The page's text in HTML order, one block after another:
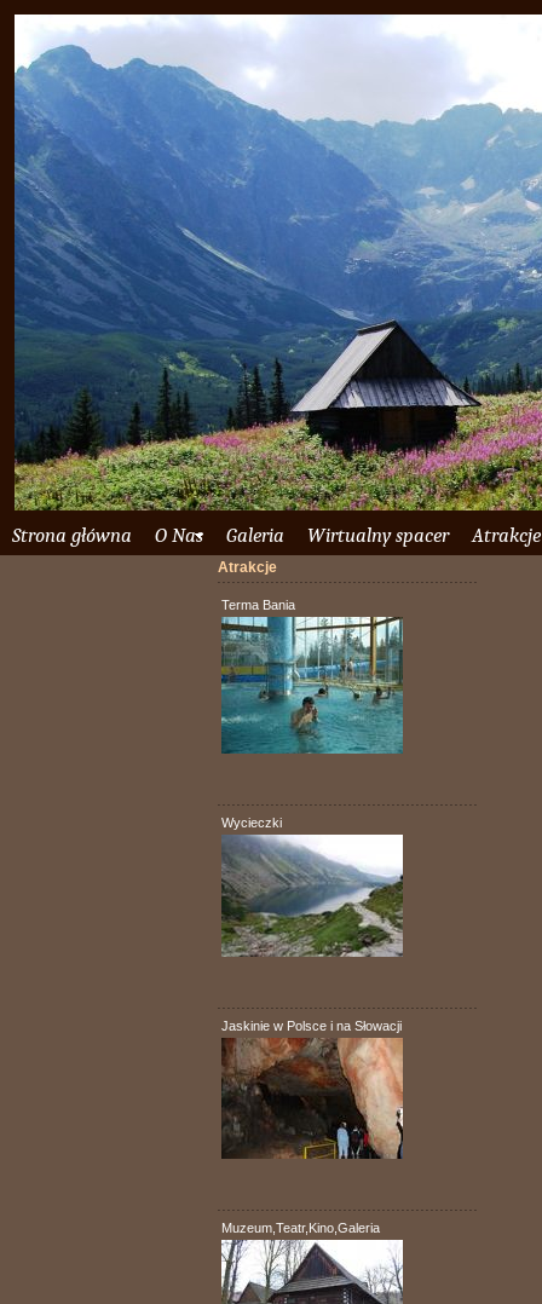
Strona główna O Nas Galeria Wirtualny spacer Atrakcje
Atrakcje
Terma Bania
Wycieczki
Jaskinie w Polsce i na Słowacji
Muzeum,Teatr,Kino,Galeria